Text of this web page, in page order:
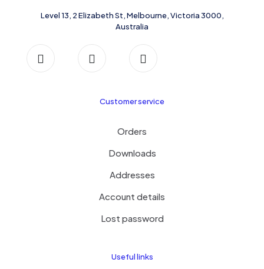
Level 13, 2 Elizabeth St, Melbourne, Victoria 3000,
Australia
Customer service
Orders
Downloads
Addresses
Account details
Lost password
Useful links